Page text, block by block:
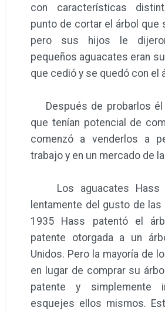
con características
punto de cortar el árbol que
pero sus hijos le
pequeños aguacates eran
que cedió y se quedó con el
Después de probarlos él
que tenían potencial de
comenzó a venderlos a
trabajo y en un mercado de
Los aguacates Hass
lentamente del gusto de las
1935 Hass patentó el
patente otorgada a un
Unidos. Pero la mayoría de
en lugar de comprar su
patente y simplemente
esquejes ellos mismos.